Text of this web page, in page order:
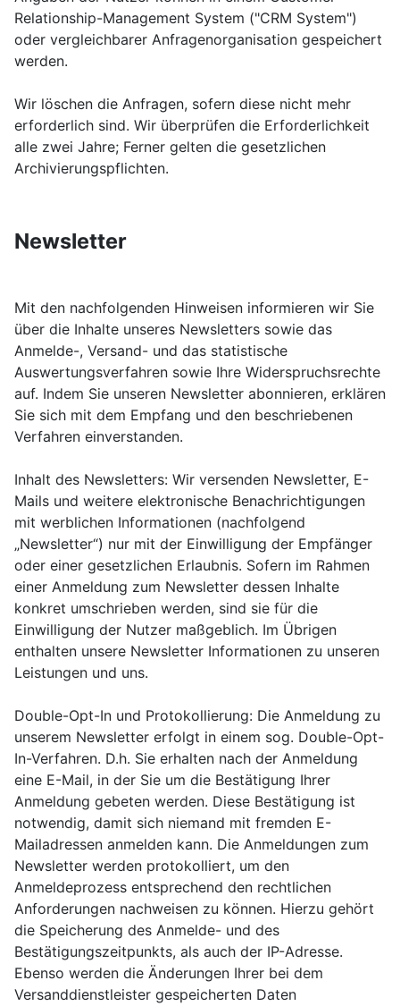
Relationship-Management System ("CRM System")
oder vergleichbarer Anfragenorganisation gespeichert
werden.
Wir löschen die Anfragen, sofern diese nicht mehr
erforderlich sind. Wir überprüfen die Erforderlichkeit
alle zwei Jahre; Ferner gelten die gesetzlichen
Archivierungspflichten.
Newsletter
Mit den nachfolgenden Hinweisen informieren wir Sie
über die Inhalte unseres Newsletters sowie das
Anmelde-, Versand- und das statistische
Auswertungsverfahren sowie Ihre Widerspruchsrechte
auf. Indem Sie unseren Newsletter abonnieren, erklären
Sie sich mit dem Empfang und den beschriebenen
Verfahren einverstanden.
Inhalt des Newsletters: Wir versenden Newsletter, E-
Mails und weitere elektronische Benachrichtigungen
mit werblichen Informationen (nachfolgend
„Newsletter“) nur mit der Einwilligung der Empfänger
oder einer gesetzlichen Erlaubnis. Sofern im Rahmen
einer Anmeldung zum Newsletter dessen Inhalte
konkret umschrieben werden, sind sie für die
Einwilligung der Nutzer maßgeblich. Im Übrigen
enthalten unsere Newsletter Informationen zu unseren
Leistungen und uns.
Double-Opt-In und Protokollierung: Die Anmeldung zu
unserem Newsletter erfolgt in einem sog. Double-Opt-
In-Verfahren. D.h. Sie erhalten nach der Anmeldung
eine E-Mail, in der Sie um die Bestätigung Ihrer
Anmeldung gebeten werden. Diese Bestätigung ist
notwendig, damit sich niemand mit fremden E-
Mailadressen anmelden kann. Die Anmeldungen zum
Newsletter werden protokolliert, um den
Anmeldeprozess entsprechend den rechtlichen
Anforderungen nachweisen zu können. Hierzu gehört
die Speicherung des Anmelde- und des
Bestätigungszeitpunkts, als auch der IP-Adresse.
Ebenso werden die Änderungen Ihrer bei dem
Versanddienstleister gespeicherten Daten